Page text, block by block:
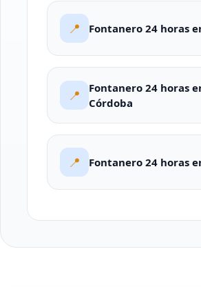
📍 Fontanero 24 horas
📍
Fontanero 24 horas
Córdoba
📍 Fontanero 24 horas